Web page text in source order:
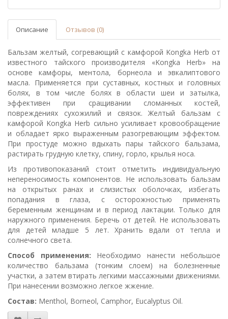
Описание Отзывов (0)
Бальзам желтый, согревающий с камфорой Kongka Herb от
известного тайского производителя «Kongka Herb» на
основе камфоры, ментола, борнеола и эвкалиптового
масла. Применяется при суставных, костных и головных
болях, в том числе болях в области шеи и затылка,
эффективен при сращивании сломанных костей,
повреждениях сухожилий и связок. Желтый бальзам с
камфорой Kongka Herb сильно усиливает кровообращение
и обладает ярко выраженным разогревающим эффектом.
При простуде можно вдыхать пары тайского бальзама,
растирать грудную клетку, спину, горло, крылья носа.
Из противопоказаний стоит отметить индивидуальную
непереносимость компонентов. Не использовать бальзам
на открытых ранах и слизистых оболочках, избегать
попадания в глаза, с осторожностью применять
беременным женщинам и в период лактации. Только для
наружного применения. Беречь от детей. Не использовать
для детей младше 5 лет. Хранить вдали от тепла и
солнечного света.
Способ применения: Необходимо нанести небольшое
количество бальзама (тонким слоем) на болезненные
участки, а затем втирать легкими массажными движениями.
При нанесении возможно легкое жжение.
Состав: Menthol, Borneol, Camphor, Eucalyptus Oil.